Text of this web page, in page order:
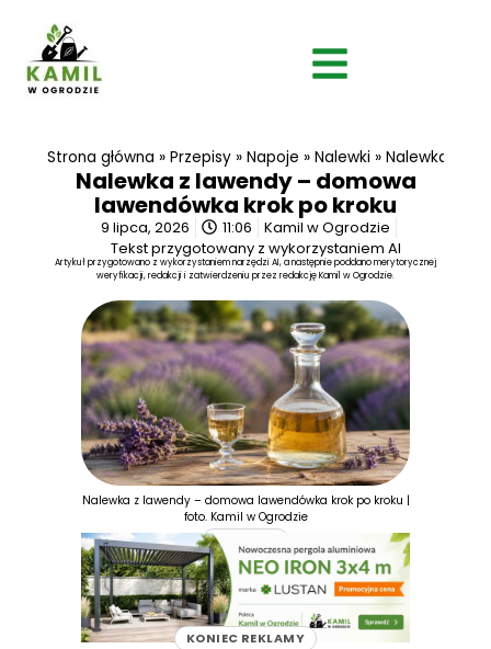
Strona główna » Przepisy» Napoje » Nalewki » Nalewka z
Nalewka z lawendy – domowa
lawendówka krok po kroku
9 lipca, 2026 11:06
Kamil w Ogrodzie
Tekst przygotowany z wykorzystaniem AI
Artykuł przygotowano z wykorzystaniem narzędzi AI, a następnie poddano merytorycznej
weryfikacji, redakcji i zatwierdzeniu przez redakcję Kamil w Ogrodzie.
Nalewka z lawendy – domowa lawendówka krok po kroku |
foto. Kamil w Ogrodzie
REKLAMA
KONIEC REKLAMY